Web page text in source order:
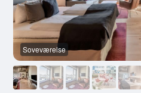
Soveværelse